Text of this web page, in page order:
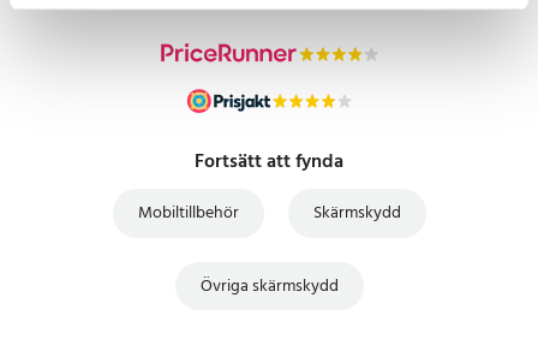
Fortsätt att fynda
Mobiltillbehör Skärmskydd
Övriga skärmskydd